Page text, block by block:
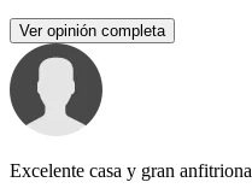
Ver opinión completa
Excelente casa y gran anfitriona